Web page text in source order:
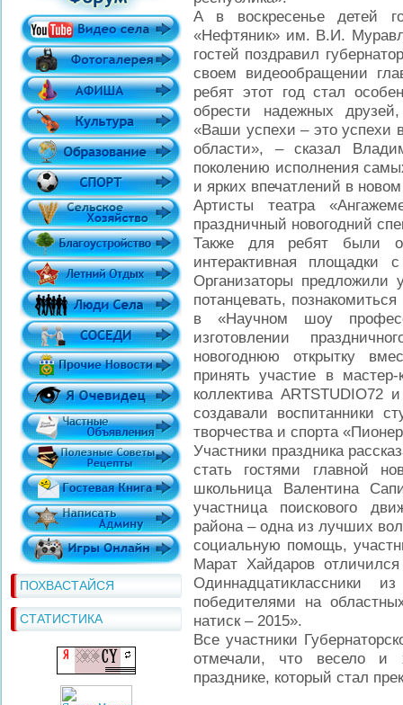
ПОХВАСТАЙСЯ
СТАТИСТИКА
А в воскресенье детей
«Нефтяник» им. В.И.
гостей поздравил
своем видеообращении
ребят этот год стал
обрести надежных
«Ваши успехи – это
области», – сказал
поколению исполнения
и ярких впечатлений в новом
Артисты театра
праздничный новогодний
Также для ребят были
интерактивная
Организаторы предложили
потанцевать,
в «Научном шоу
изготовлении
новогоднюю открытку
принять участие в
коллектива ARTSTUDIO72
создавали воспитанники
творчества и спорта
Участники праздника
стать гостями главной
школьница Валентина
участница поискового
района – одна из лучших
социальную помощь,
Марат Хайдаров
Одиннадцатиклассники
победителями на
натиск – 2015».
Все участники
отмечали, что весело и
празднике, который стал